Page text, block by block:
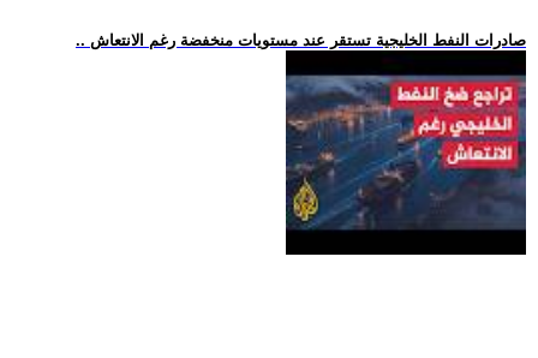
.. صادرات النفط الخليجية تستقر عند مستويات منخفضة رغم الانتعاش